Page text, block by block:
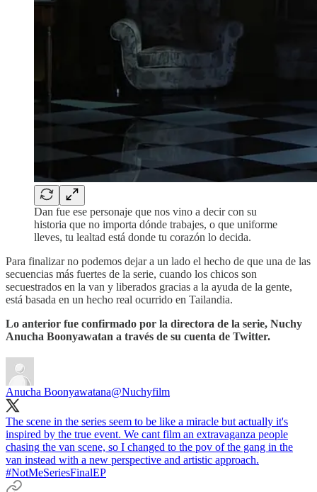
Dan fue ese personaje que nos vino a decir con su
historia que no importa dónde trabajes, o que uniforme
lleves, tu lealtad está donde tu corazón lo decida.
Para finalizar no podemos dejar a un lado el hecho de que una de las
secuencias más fuertes de la serie, cuando los chicos son
secuestrados en la van y liberados gracias a la ayuda de la gente,
está basada en un hecho real ocurrido en Tailandia.
Lo anterior fue confirmado por la directora de la serie, Nuchy
Anucha Boonyawatan a través de su cuenta de Twitter.
Anucha Boonyawatana@Nuchyfilm
The scene in the series seem to be like a miracle but actually it's
inspired by the true event. We cant film an extravaganza people
chasing the van scene, so I changed to the pov of the gang in the
van instead with a new perspective and artistic approach.
#NotMeSeriesFinalEP